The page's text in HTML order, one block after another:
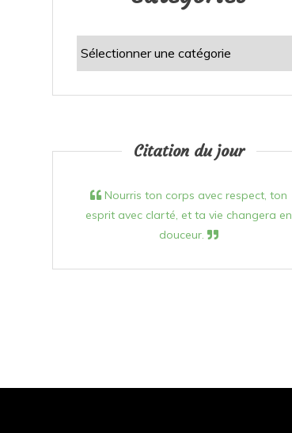
Citation du jour
Nourris ton corps avec respect, ton
esprit avec clarté, et ta vie changera en
douceur.